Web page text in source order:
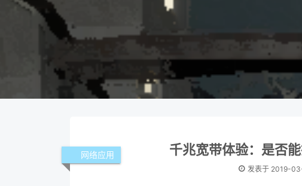
网络应用 千兆宽带体验：是否
发表于 2019-